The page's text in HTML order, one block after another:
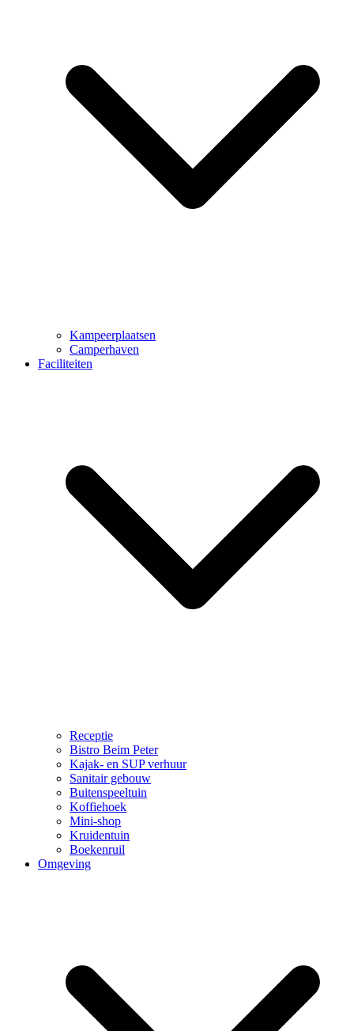
Kampeerplaatsen
Camperhaven
Faciliteiten
Receptie
Bistro Beim Peter
Kajak- en SUP verhuur
Sanitair gebouw
Buitenspeeltuin
Koffiehoek
Mini-shop
Kruidentuin
Boekenruil
Omgeving